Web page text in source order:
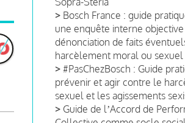
> Bosch France : guide
une enquête interne
dénonciation de faits
harcèlement moral ou sexuel
> #PasChezBosch : Guide
prévenir et agir contre le
sexuel et les agissements
> Guide de lʼAccord de